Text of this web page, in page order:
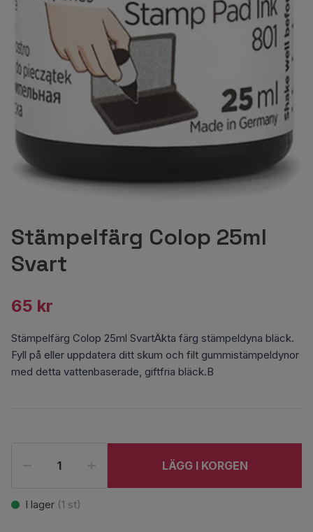
Stämpelfärg Colop 25ml
Svart
65 kr
Stämpelfärg Colop 25ml SvartÄkta färg stämpeldyna bläck.
Fyll på eller uppdatera ditt skum och filt gummistämpeldynor
med detta vattenbaserade, giftfria bläck.B
LÄGG I KORGEN
I lager (1 st)